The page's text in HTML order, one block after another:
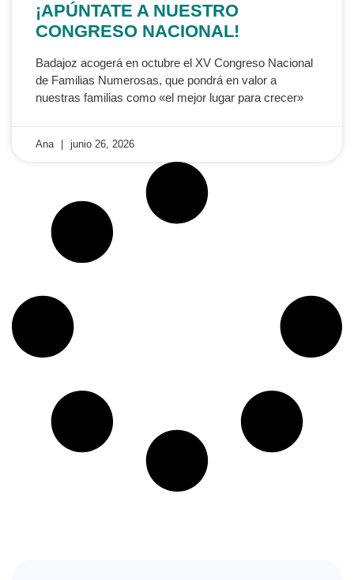
¡APÚNTATE A NUESTRO
CONGRESO NACIONAL!
Badajoz acogerá en octubre el XV Congreso Nacional
de Familias Numerosas, que pondrá en valor a
nuestras familias como «el mejor lugar para crecer»
Ana junio 26, 2026